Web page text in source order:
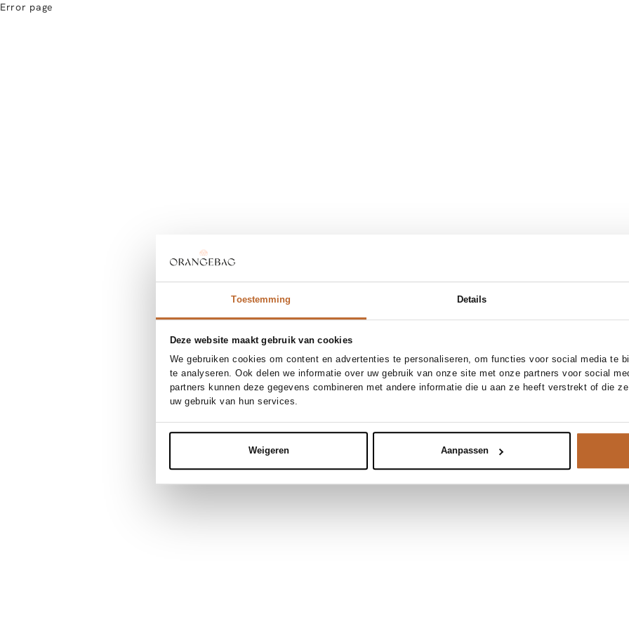
Toestemming Details
Deze website maakt gebruik van cookies
We gebruiken cookies om content en advertenties te personaliseren, om functies voor social media te
te analyseren. Ook delen we informatie over uw gebruik van onze site met onze partners voor social
partners kunnen deze gegevens combineren met andere informatie die u aan ze heeft verstrekt of die
uw gebruik van hun services.
Weigeren Aanpassen
Error page